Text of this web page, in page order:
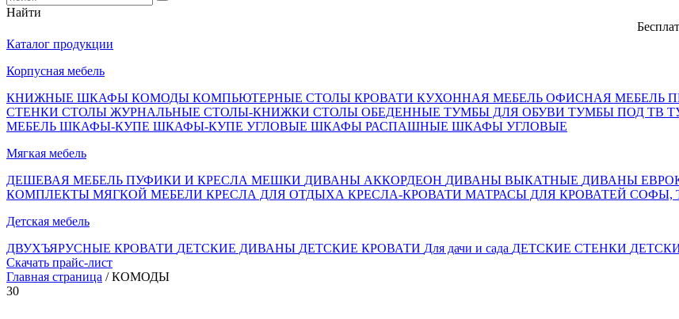
Найти
Бесплатная
Каталог продукции
Корпусная мебель
КНИЖНЫЕ ШКАФЫ КОМОДЫ КОМПЬЮТЕРНЫЕ СТОЛЫ КРОВАТИ КУХОННАЯ МЕБЕЛЬ ОФИСНАЯ МЕБЕЛЬ
СТЕНКИ СТОЛЫ ЖУРНАЛЬНЫЕ СТОЛЫ-КНИЖКИ СТОЛЫ ОБЕДЕННЫЕ ТУМБЫ ДЛЯ ОБУВИ ТУМБЫ ПОД ТВ
МЕБЕЛЬ ШКАФЫ-КУПЕ ШКАФЫ-КУПЕ УГЛОВЫЕ ШКАФЫ РАСПАШНЫЕ ШКАФЫ УГЛОВЫЕ
Мягкая мебель
ДЕШЕВАЯ МЕБЕЛЬ ПУФИКИ И КРЕСЛА МЕШКИ ДИВАНЫ АККОРДЕОН ДИВАНЫ ВЫКАТНЫЕ ДИВАНЫ
КОМПЛЕКТЫ МЯГКОЙ МЕБЕЛИ КРЕСЛА ДЛЯ ОТДЫХА КРЕСЛА-КРОВАТИ МАТРАСЫ ДЛЯ КРОВАТЕЙ СОФЫ,
Детская мебель
ДВУХЪЯРУСНЫЕ КРОВАТИ ДЕТСКИЕ ДИВАНЫ ДЕТСКИЕ КРОВАТИ Для дачи и сада ДЕТСКИЕ СТЕНКИ
Скачать прайс-лист
Главная страница / КОМОДЫ
30